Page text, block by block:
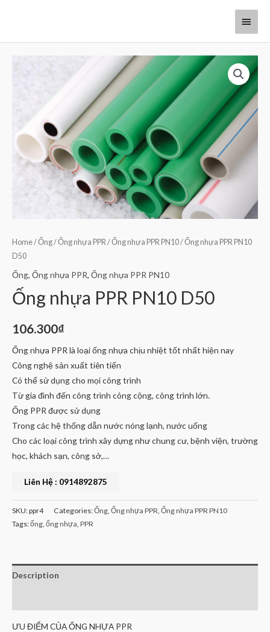
Home/Ống/Ống nhựa PPR/Ống nhựa PPR PN10/ Ống nhựa PPR PN10
D50
Ống, Ống nhựa PPR, Ống nhựa PPR PN10
Ống nhựa PPR PN10 D50
106.300₫
Ống nhựa PPR là loại ống nhựa chịu nhiệt tốt nhất hiện nay
Công nghệ sản xuất tiên tiến
Có thể sử dụng cho mọi công trình
Từ gia đình đến công trình công cộng, công trình lớn.
Ống PPR được sử dụng
Trong các hệ thống dẫn nước nóng lạnh, nước uống
Cho các loại công trình xây dựng như chung cư, bệnh viện, trường
học, khách sạn, công sở,…
Liên Hệ : 0914892875
SKU:ppr4 Categories:Ống Ống nhựa PPR Ống nhựa PPR PN10
Tags:ống ống nhựa PPR
Description
ƯU ĐIỂM CỦA ỐNG NHỰA PPR